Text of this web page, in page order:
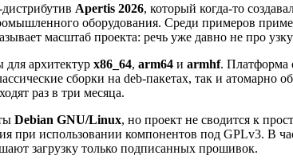
Apertis 2026, который когда-то
оборудования. Среди примеров
масштаб проекта: речь уже давно не про
архитектур x86_64, arm64 и armhf. Платформа
сборки на deb-пакетах, так и
раз в три месяца.
Debian GNU/Linux, но проект не сводится к
при использовании компонентов под GPLv3. В
загрузку только подписанных прошивок.